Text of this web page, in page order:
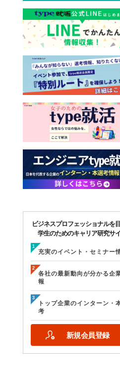
ビジネスプロフェッショナルを
学生のためのキャリア研究サ
充実のイベント・セミナー
各社の最新動向が分かる企
報
トップ企業のインターン・
考
新規会員登録